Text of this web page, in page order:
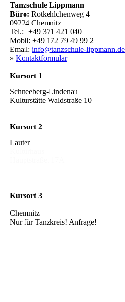
Tanzschule Lippmann
Büro: Rotkehlchenweg 4
09224 Chemnitz
Tel.:
+49 371 421 040
Mobil: +49 172 79 49 99 2
Email: info@tanzschule-lippmann.de
» Kontaktformular
Kursort 1
Schneeberg-Lindenau
Kulturstätte Waldstraße 10
Kursort 2
Lauter
Kursort 3
Chemnitz
Nur für Tanzkreis! Anfrage!